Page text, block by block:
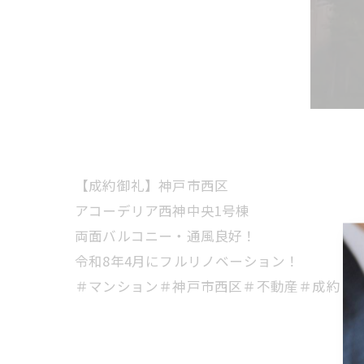
【成約御礼】神戸市西区
アコーデリア西神中央1号棟
両面バルコニー・通風良好！
令和8年4月にフルリノベーション！
＃マンション＃神戸市西区＃不動産＃成約＃